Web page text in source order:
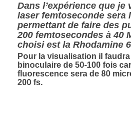
Dans l’expérience que je
laser femtoseconde sera
permettant de faire des
200 femtosecondes à 40
choisi est la Rhodamine
Pour la visualisation il
binoculaire de 50-100 fois
fluorescence sera de 80
200 fs.